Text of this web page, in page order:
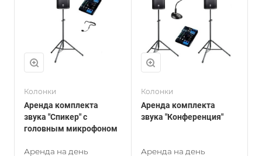
Колонки
Аренда комплекта
звука "Спикер" с
головным микрофоном
Колонки
Аренда комплекта
звука "Конференция"